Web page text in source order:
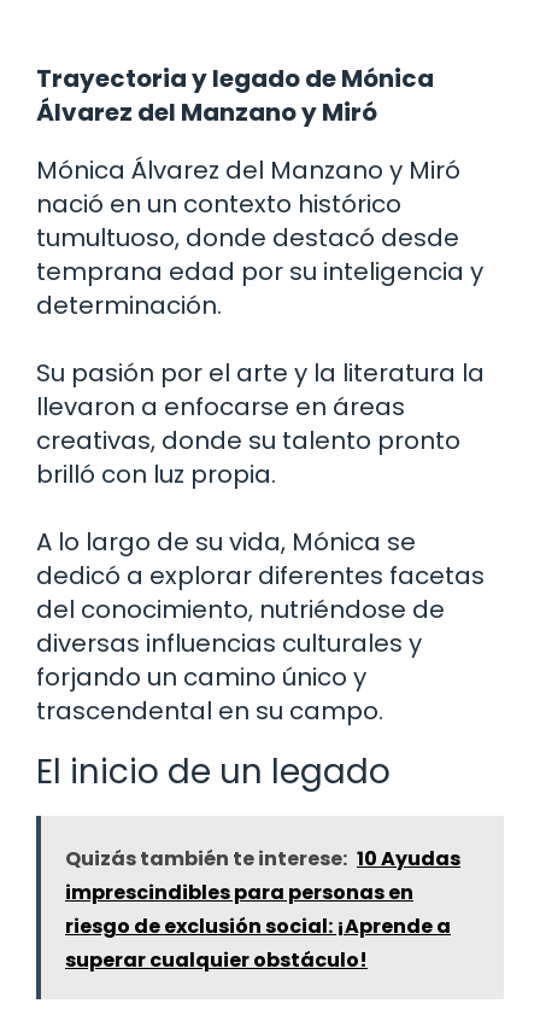
Trayectoria y legado de Mónica
Álvarez del Manzano y Miró
Mónica Álvarez del Manzano y Miró
nació en un contexto histórico
tumultuoso, donde destacó desde
temprana edad por su inteligencia y
determinación.
Su pasión por el arte y la literatura la
llevaron a enfocarse en áreas
creativas, donde su talento pronto
brilló con luz propia.
A lo largo de su vida, Mónica se
dedicó a explorar diferentes facetas
del conocimiento, nutriéndose de
diversas influencias culturales y
forjando un camino único y
trascendental en su campo.
El inicio de un legado
Quizás también te interese: 10 Ayudas
imprescindibles para personas en
riesgo de exclusión social: ¡Aprende a
superar cualquier obstáculo!